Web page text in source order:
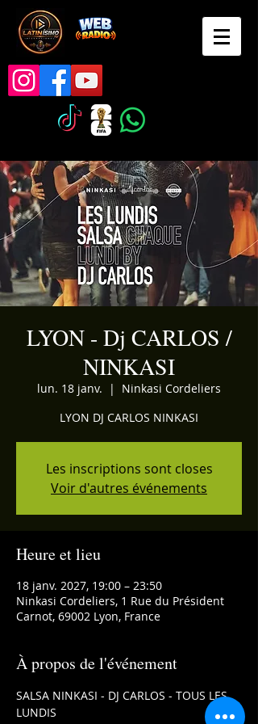
LYON - Dj CARLOS /
NINKASI
lun. 18 janv.
  |
Ninkasi Cordeliers
LYON DJ CARLOS NINKASI
Les inscriptions sont closes
Voir d'autres événements
Heure et lieu
18 janv. 2027, 19:00 – 23:50
Ninkasi Cordeliers, 1 Rue du Président
Carnot, 69002 Lyon, France
À propos de l'événement
SALSA NINKASI - DJ CARLOS - TOUS LES
LUNDIS